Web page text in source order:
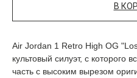
В
Air Jordan 1 Retro High OG
культовый силуэт, с которого
часть с высоким вырезом